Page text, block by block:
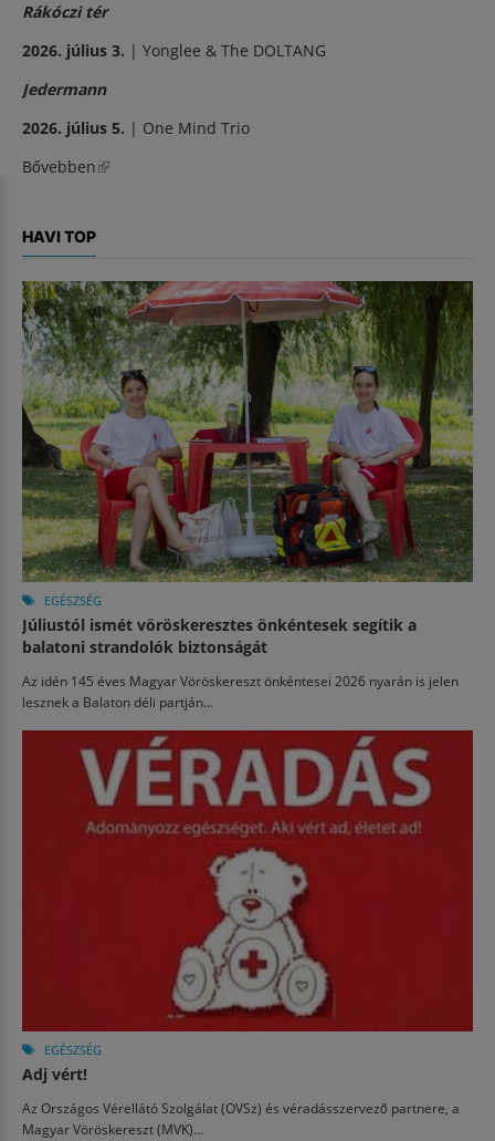
Rákóczi tér
2026. július 3. | Yonglee & The DOLTANG
Jedermann
2026. július 5. | One Mind Trio
Bővebben(külső hivatkozás)
HAVI TOP
EGÉSZSÉG
Júliustól ismét vöröskeresztes önkéntesek segítik a
balatoni strandolók biztonságát
Az idén 145 éves Magyar Vöröskereszt önkéntesei 2026 nyarán is jelen
lesznek a Balaton déli partján...
EGÉSZSÉG
Adj vért!
Az Országos Vérellátó Szolgálat (OVSz) és véradásszervező partnere, a
Magyar Vöröskereszt (MVK)...